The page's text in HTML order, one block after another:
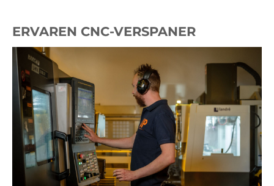
ERVAREN CNC-VERSPANER